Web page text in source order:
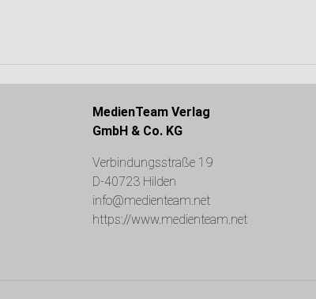
MedienTeam Verlag
GmbH & Co. KG
Verbindungsstraße 19
D-40723 Hilden
info@medienteam.net
https://www.medienteam.net